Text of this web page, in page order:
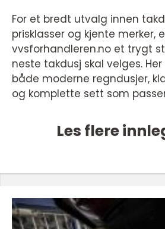
For et bredt utvalg innen
prisklasser og kjente merker,
vvsforhandleren.no et trygt
neste takdusj skal velges.
både moderne regndusjer,
og komplette sett som
Les flere